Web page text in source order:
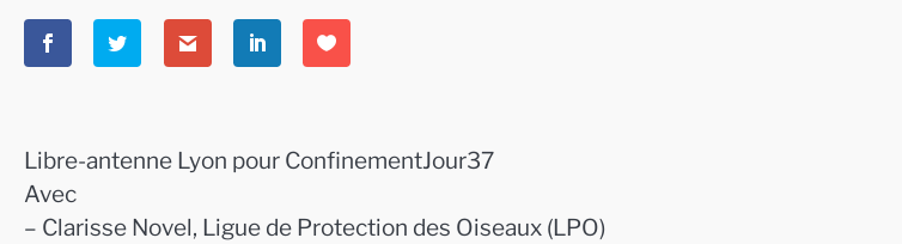
Libre-antenne Lyon pour ConfinementJour37
Avec
– Clarisse Novel, Ligue de Protection des Oiseaux (LPO)